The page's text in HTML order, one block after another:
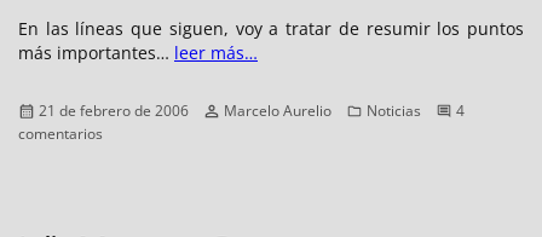
En las líneas que siguen, voy a tratar de resumir los puntos
más importantes… leer más…
Publicado
el
21 de febrero de 2006 Autor
Marcelo Aurelio Categorías
Noticias
4
comentarios